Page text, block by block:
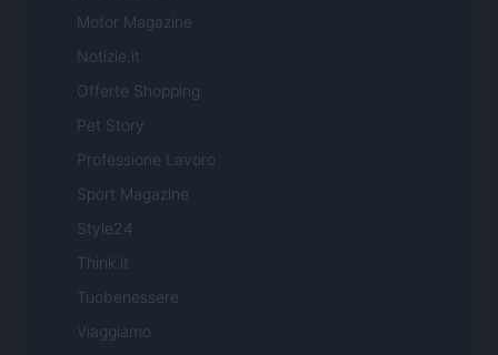
Motor Magazine
Notizie.it
Offerte Shopping
Pet Story
Professione Lavoro
Sport Magazine
Style24
Think.it
Tuobenessere
Viaggiamo